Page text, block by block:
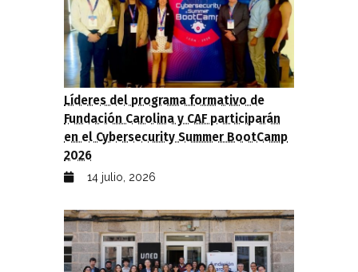
Líderes del programa formativo de
Fundación Carolina y CAF participarán
en el Cybersecurity Summer BootCamp
2026
14 julio, 2026